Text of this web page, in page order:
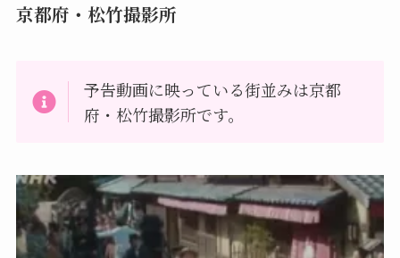
京都府・松竹撮影所
予告動画に映っている街並みは京都
府・松竹撮影所です。